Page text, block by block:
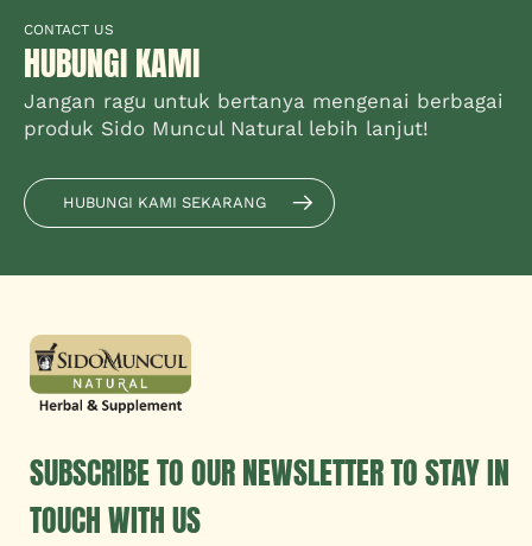
CONTACT US
HUBUNGI KAMI
Jangan ragu untuk bertanya mengenai berbagai
produk Sido Muncul Natural lebih lanjut!
HUBUNGI KAMI SEKARANG
SUBSCRIBE TO OUR NEWSLETTER TO STAY IN
TOUCH WITH US